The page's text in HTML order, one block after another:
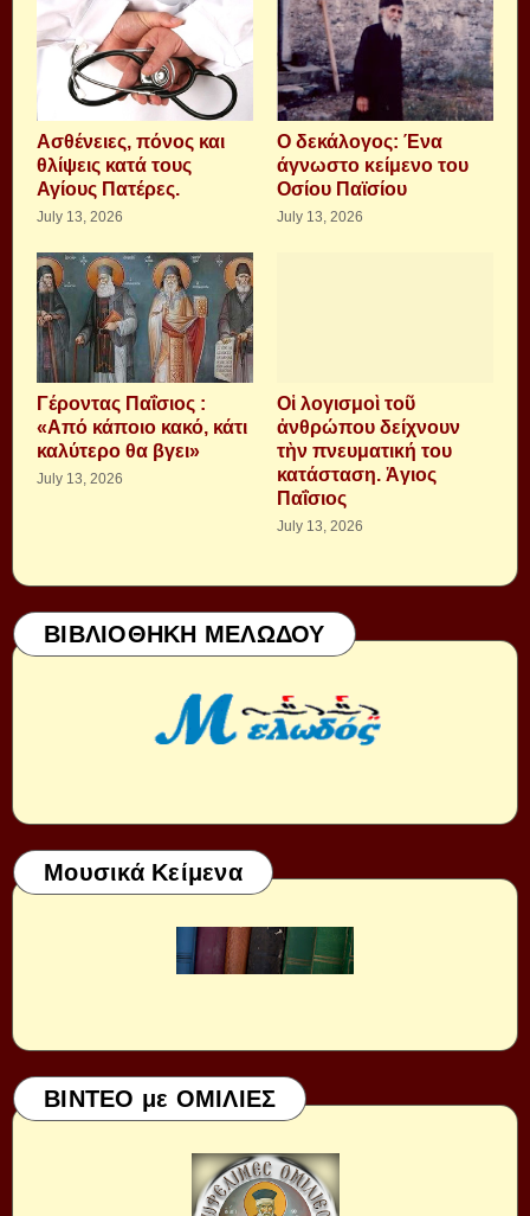
Aσθένειες, πόνος και
θλίψεις κατά τους
Αγίους Πατέρες.
July 13, 2026
Ο δεκάλογος: Ένα
άγνωστο κείμενο του
Οσίου Παϊσίου
July 13, 2026
Γέροντας Παΐσιος :
«Από κάποιο κακό, κάτι
καλύτερο θα βγει»
July 13, 2026
Οἱ λογισμοὶ τοῦ
ἀνθρώπου δείχνουν
τὴν πνευματική του
κατάσταση. Ἁγιος
Παΐσιος
July 13, 2026
ΒΙΒΛΙΟΘΗΚΗ ΜΕΛΩΔΟΥ
Μουσικά Κείμενα
ΒΙΝΤΕΟ με ΟΜΙΛΙΕΣ